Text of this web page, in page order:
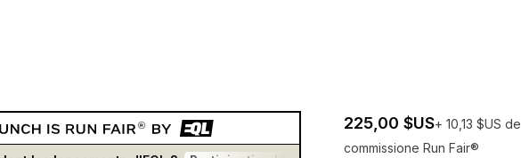
225,00 $US+ 10,13 $US de
commissione Run Fair®